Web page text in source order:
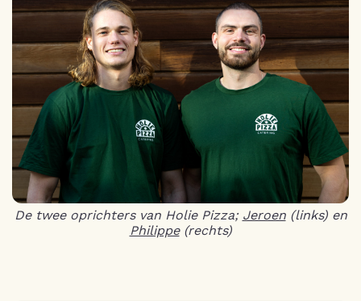
De twee oprichters van Holie Pizza; Jeroen(links) en
Philippe(rechts)